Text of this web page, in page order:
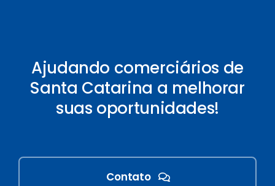
Ajudando comerciários de
Santa Catarina a melhorar
suas oportunidades!
Contato